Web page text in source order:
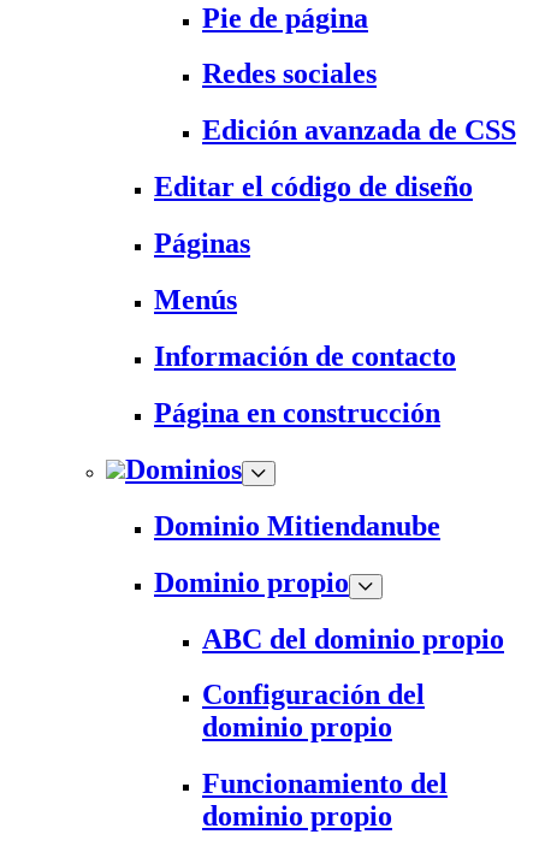
Pie de página
Redes sociales
Edición avanzada de CSS
Editar el código de diseño
Páginas
Menús
Información de contacto
Página en construcción
Dominios
Dominio Mitiendanube
Dominio propio
ABC del dominio propio
Configuración del
dominio propio
Funcionamiento del
dominio propio